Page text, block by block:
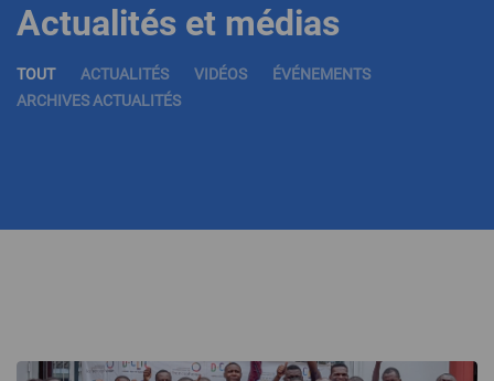
Actualités et médias
TOUT ACTUALITÉS VIDÉOS
ÉVÉNEMENTS
ARCHIVES ACTUALITÉS